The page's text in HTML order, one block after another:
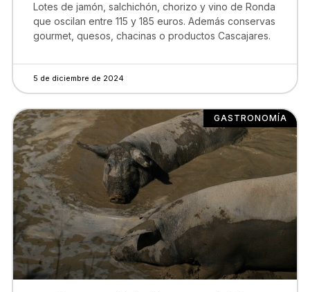
Lotes de jamón, salchichón, chorizo y vino de Ronda
que oscilan entre 115 y 185 euros. Además conservas
gourmet, quesos, chacinas o productos Cascajares.
5 de diciembre de 2024
GASTRONOMÍA